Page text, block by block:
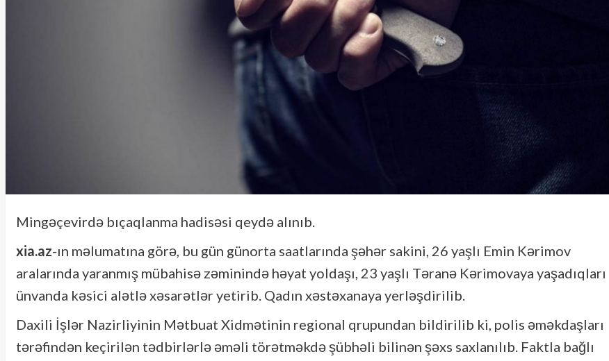
Mingəçevirdə bıçaqlanma hadisəsi qeydə alınıb.
xia.az-ın məlumatına görə, bu gün günorta saatlarında şəhər sakini, 26 yaşlı Emin Kərimov
aralarında yaranmış mübahisə zəminində həyat yoldaşı, 23 yaşlı Təranə Kərimovaya yaşadıqları
ünvanda kəsici alətlə xəsarətlər yetirib. Qadın xəstəxanaya yerləşdirilib.
Daxili İşlər Nazirliyinin Mətbuat Xidmətinin regional qrupundan bildirilib ki, polis əməkdaşları
tərəfindən keçirilən tədbirlərlə əməli törətməkdə şübhəli bilinən şəxs saxlanılıb. Faktla bağlı